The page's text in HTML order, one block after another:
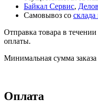
Байкал Сервис,
Самовывоз со склада
Отправка товара в
оплаты.
Минимальная сумма заказа
Оплата